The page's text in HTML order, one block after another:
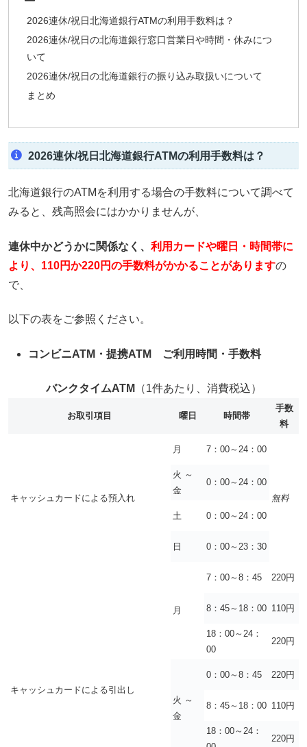
2026連休/祝日北海道銀行ATMの利用手数料は？
2026連休/祝日の北海道銀行窓口営業日や時間・休みにつ
いて
2026連休/祝日の北海道銀行の振り込み取扱いについて
まとめ
2026連休/祝日北海道銀行ATMの利用手数料は？
北海道銀行のATMを利用する場合の手数料について調べて
みると、残高照会にはかかりませんが、
連休中かどうかに関係なく、 利用カードや曜日・時間帯に
より、110円か220円の手数料がかかることがありますの
で、
以下の表をご参照ください。
コンビニATM・提携ATM ご利用時間・手数料
バンクタイムATM （1件あたり、消費税込）
お取引項目 曜日 時間帯
手数
料
キャッシュカードによる預入れ
月 7：00～24：00
無料
火 ～
金
0：00～24：00
土 0：00～24：00
日 0：00～23：30
キャッシュカードによる引出し
月
7：00～8：45 220円
8：45～18：00 110円
18：00～24：
00
220円
火 ～
金
0：00～8：45 220円
8：45～18：00 110円
18：00～24：
220円